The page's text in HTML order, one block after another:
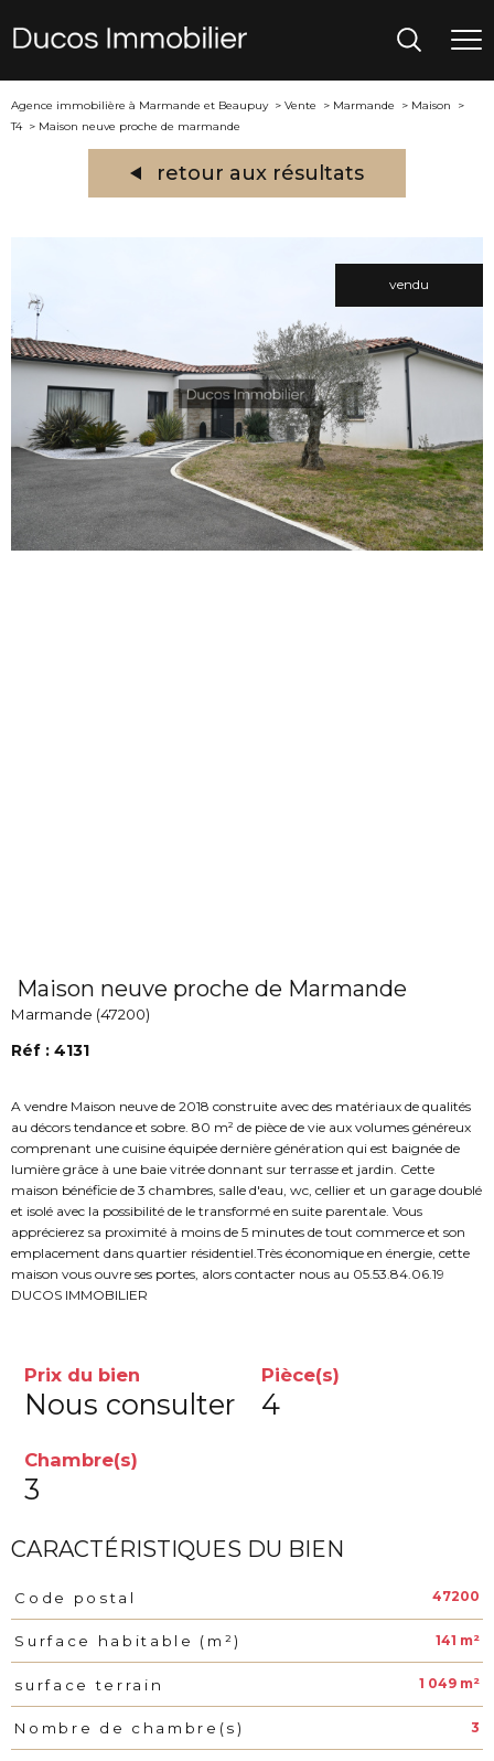
Agence immobilière à Marmande et Beaupuy Vente Marmande
Maison
T4
Maison neuve proche de marmande
retour aux résultats
vendu
Maison neuve proche de Marmande
Marmande (47200)
Réf : 4131
A vendre Maison neuve de 2018 construite avec des matériaux de qualités
au décors tendance et sobre. 80 m² de pièce de vie aux volumes généreux
comprenant une cuisine équipée dernière génération qui est baignée de
lumière grâce à une baie vitrée donnant sur terrasse et jardin. Cette
maison bénéficie de 3 chambres, salle d'eau, wc, cellier et un garage doublé
et isolé avec la possibilité de le transformé en suite parentale. Vous
apprécierez sa proximité à moins de 5 minutes de tout commerce et son
emplacement dans quartier résidentiel.Très économique en énergie, cette
maison vous ouvre ses portes, alors contacter nous au 05.53.84.06.19
DUCOS IMMOBILIER
Prix du bien
Nous consulter
Pièce(s)
4
Chambre(s)
3
CARACTÉRISTIQUES DU BIEN
Caractéristiques Valeurs
Code postal 47200
Surface habitable (m²) 141 m²
surface terrain 1 049 m²
Nombre de chambre(s) 3